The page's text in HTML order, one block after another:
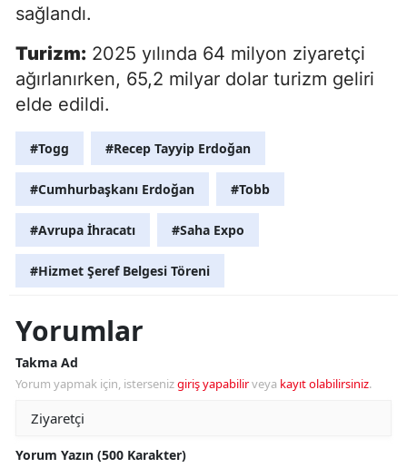
sağlandı.
Turizm: 2025 yılında 64 milyon ziyaretçi
ağırlanırken, 65,2 milyar dolar turizm geliri
elde edildi.
#Togg #Recep Tayyip Erdoğan
#Cumhurbaşkanı Erdoğan #Tobb
#Avrupa İhracatı #Saha Expo
#Hizmet Şeref Belgesi Töreni
Yorumlar
Takma Ad
Yorum yapmak için, istersenizgiriş yapabilirveya kayıt olabilirsiniz.
Yorum Yazın (500 Karakter)